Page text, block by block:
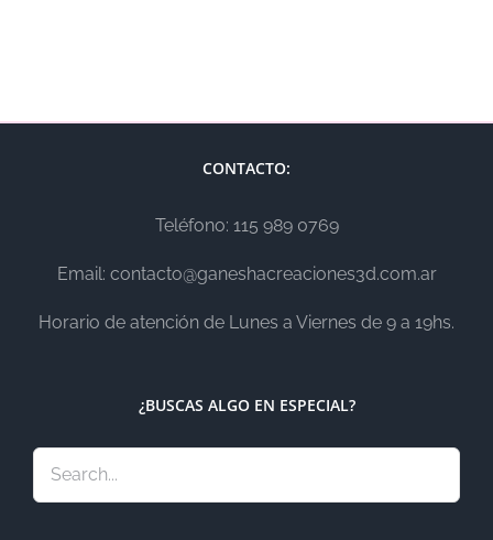
CONTACTO:
Teléfono: 115 989 0769
Email: contacto@ganeshacreaciones3d.com.ar
Horario de atención de Lunes a Viernes de 9 a 19hs.
¿BUSCAS ALGO EN ESPECIAL?